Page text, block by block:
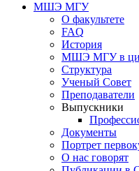
МШЭ МГУ
О факультете
FAQ
История
МШЭ МГУ в
Структура
Ученый Совет
Преподаватели
Выпускники
Документы
Портрет
О нас говорят